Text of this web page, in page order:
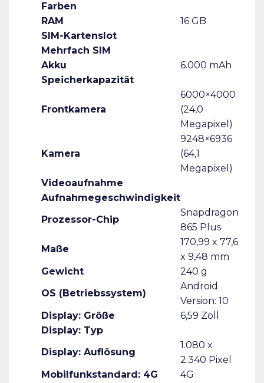
Farben
RAM
16 GB
SIM-Kartenslot
Mehrfach SIM
Akku
6.000 mAh
Speicherkapazität
Frontkamera
6000×4000
(24,0
Megapixel)
Kamera
9248×6936
(64,1
Megapixel)
Videoaufnahme
Aufnahmegeschwindigkeit
Prozessor-Chip
Snapdragon
865 Plus
Maße
170,99 x 77,6
x 9,48 mm
Gewicht
240 g
OS (Betriebssystem)
Android
Version: 10
Display: Größe
6,59 Zoll
Display: Typ
Display: Auflösung
1.080 x
2.340 Pixel
Mobilfunkstandard: 4G
4G